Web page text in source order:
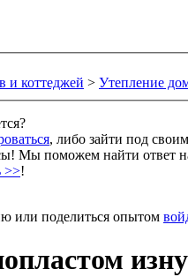
и коттеджей > Утепление
, либо зайти под
Мы поможем найти ответ
>>!
или поделиться опытом